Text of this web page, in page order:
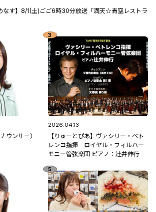
なす】8/1(土)ごご6時30分放送「満天☆青空レストラ
ウンサー）
2026.04.13
【りゅーとぴあ】ヴァシリー・ペト
レンコ指揮 ロイヤル・フィルハー
モニー管弦楽団 ピアノ：辻󠄀井伸行